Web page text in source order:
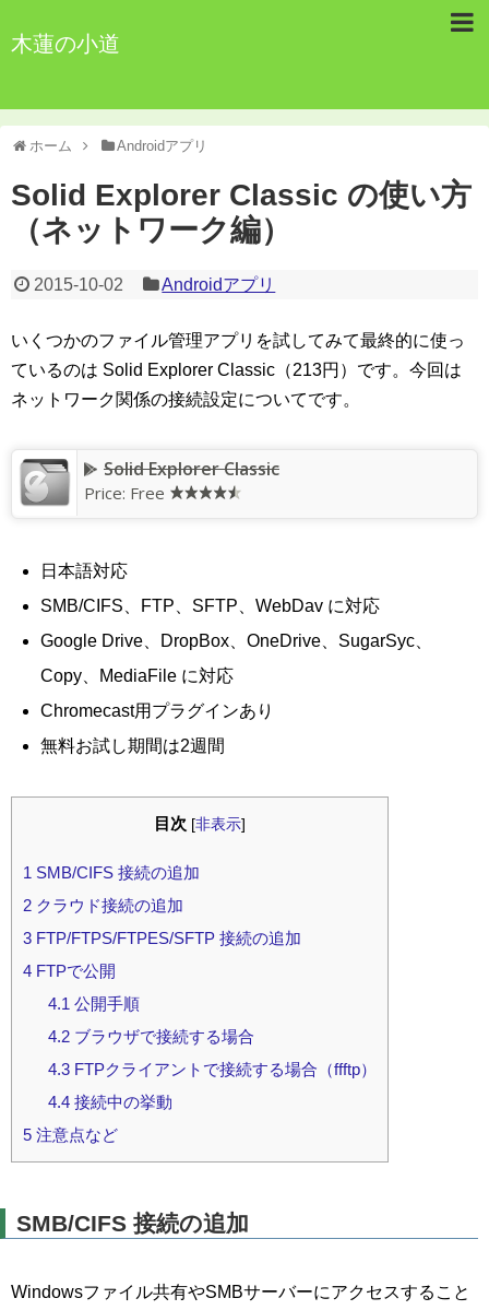
木蓮の小道
ホーム Androidアプリ
Solid Explorer Classic の使い方
（ネットワーク編）
2015-10-02 Androidアプリ
いくつかのファイル管理アプリを試してみて最終的に使っ
ているのは Solid Explorer Classic（213円）です。今回は
ネットワーク関係の接続設定についてです。
Solid Explorer Classic
Price: Free
日本語対応
SMB/CIFS、FTP、SFTP、WebDav に対応
Google Drive、DropBox、OneDrive、SugarSyc、
Copy、MediaFile に対応
Chromecast用プラグインあり
無料お試し期間は2週間
目次 [非表示]
1 SMB/CIFS 接続の追加
2 クラウド接続の追加
3 FTP/FTPS/FTPES/SFTP 接続の追加
4 FTPで公開
4.1 公開手順
4.2ブラウザで接続する場合
4.3FTPクライアントで接続する場合（ffftp）
4.4接続中の挙動
5 注意点など
SMB/CIFS 接続の追加
Windowsファイル共有やSMBサーバーにアクセスすること